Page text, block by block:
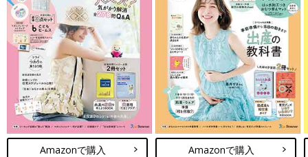
Amazonで購入 Amazonで購入